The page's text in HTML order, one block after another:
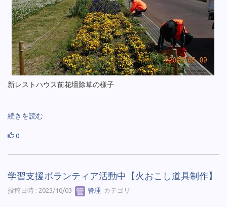
新レストハウス前花壇除草の様子
続きを読む
0
学習支援ボランティア活動中【火おこし道具制作】
投稿日時 : 2023/10/03 管理 カテゴリ: